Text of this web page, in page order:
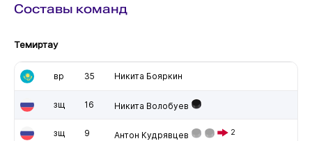
Составы команд
Темиртау
вр 35 Никита Бояркин
зщ 16 Никита Волобуев
зщ 9 Антон Кудрявцев 2